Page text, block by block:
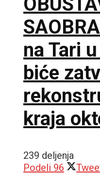
na Tari
biće
kraja
239 deljenja
Podeli 96